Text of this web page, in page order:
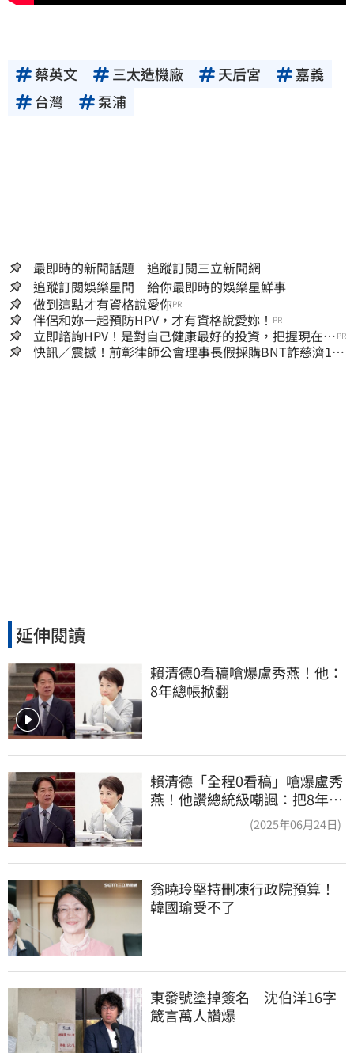
蔡英文 三太造機廠 天后宮
嘉義
台灣
泵浦
最即時的新聞話題 追蹤訂閱三立新聞網
追蹤訂閱娛樂星聞 給你最即時的娛樂星鮮事
做到這點才有資格說愛你PR
伴侶和妳一起預防HPV，才有資格說愛妳！ PR
立即諮詢HPV！是對自己健康最好的投資，把握現在不
嫌晚！
PR
快訊／震撼！前彰律師公會理事長假採購BNT詐慈濟10
延伸閱讀
賴清德0看稿嗆爆盧秀燕！他：
8年總帳掀翻
賴清德「全程0看稿」嗆爆盧秀
燕！他讚總統級嘲諷：把8年總
(2025年06月24日)
翁曉玲堅持刪凍行政院預算！
韓國瑜受不了
東發號塗掉簽名　沈伯洋16字
箴言萬人讚爆